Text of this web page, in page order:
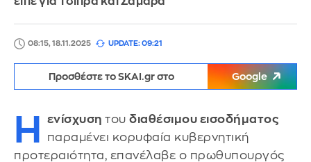
08:15, 18.11.2025 UPDATE: 09:21
Προσθέστε το SKAI.gr στο Google
Η ενίσχυση του διαθέσιμου εισοδήματος
παραμένει κορυφαία κυβερνητική
προτεραιότητα, επανέλαβε ο πρωθυπουργός